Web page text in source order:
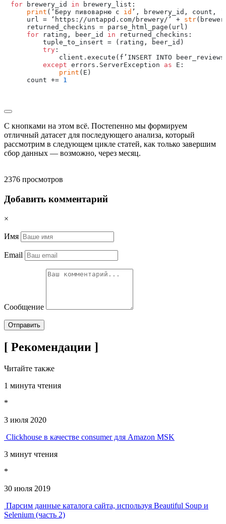
for brewery_id in brewery_list:
print (‘Беру пивоварню с id ’, brewery_id, count,
    url = ‘https://untappd.com/brewery/’ +
str
    returned_checkins = parse_html_page(url)
for rating, beer_id in returned_checkins:
        tuple_to_insert = (rating, beer_id)
try :
client.execute(f’INSERT INTO
except errors.ServerException as E:
print (E)
    count +=
1
С кнопками на этом всё. Постепенно мы формируем
отличный датасет для последующего анализа, который
рассмотрим в следующем цикле статей, как только завершим
сбор данных — возможно, через месяц.
2376 просмотров
Добавить комментарий
×
Имя
Email
Сообщение
Отправить
[ Рекомендации ]
Читайте также
1 минута чтения
*
3 июля 2020
Clickhouse в качестве consumer для Amazon MSK
3 минут чтения
*
30 июля 2019
Парсим данные каталога сайта, используя Beautiful Soup и
Selenium (часть 2)